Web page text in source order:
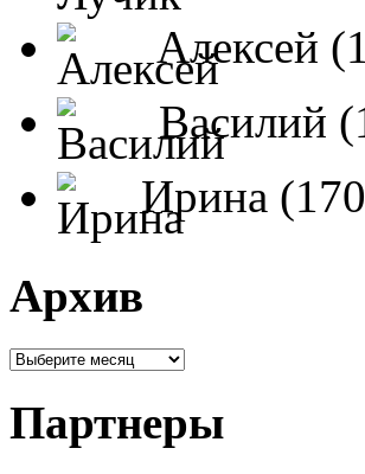
Алексей
Василий
Ирина
Архив
Партнеры